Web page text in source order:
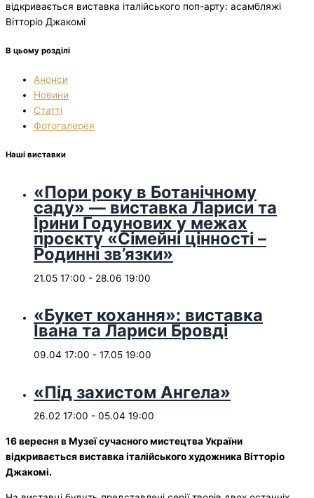
відкривається виставка італійського поп-арту: асамбляжі
Вітторіо Джакомі
В цьому розділі
Анонси
Новини
Статті
Фотогалерея
Наші виставки
«Пори року в Ботанічному
саду» — виставка Лариси та
Ірини Годунових у межах
проєкту «Сімейні цінності –
Родинні зв’язки»
21.05 17:00 - 28.06 19:00
«Букет кохання»: виставка
Івана та Лариси Бровді
09.04 17:00 - 17.05 19:00
«Під захистом Ангела»
26.02 17:00 - 05.04 19:00
16 вересня в Музеї сучасного мистецтва України
відкривається виставка італійського художника Вітторіо
Джакомі.